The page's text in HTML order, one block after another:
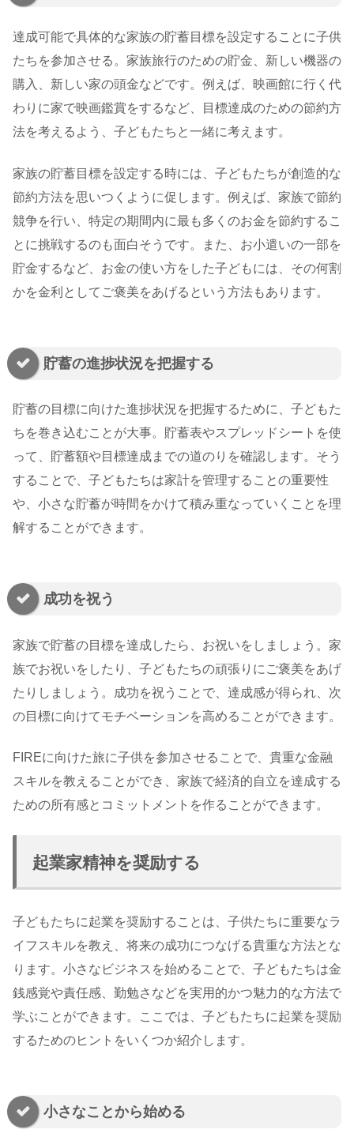
達成可能で具体的な家族の貯蓄目標を設定することに子供
たちを参加させる。家族旅行のための貯金、新しい機器の
購入、新しい家の頭金などです。例えば、映画館に行く代
わりに家で映画鑑賞をするなど、目標達成のための節約方
法を考えるよう、子どもたちと一緒に考えます。
家族の貯蓄目標を設定する時には、子どもたちが創造的な
節約方法を思いつくように促します。例えば、家族で節約
競争を行い、特定の期間内に最も多くのお金を節約するこ
とに挑戦するのも面白そうです。また、お小遣いの一部を
貯金するなど、お金の使い方をした子どもには、その何割
かを金利としてご褒美をあげるという方法もあります。
貯蓄の進捗状況を把握する
貯蓄の目標に向けた進捗状況を把握するために、子どもた
ちを巻き込むことが大事。貯蓄表やスプレッドシートを使
って、貯蓄額や目標達成までの道のりを確認します。そう
することで、子どもたちは家計を管理することの重要性
や、小さな貯蓄が時間をかけて積み重なっていくことを理
解することができます。
成功を祝う
家族で貯蓄の目標を達成したら、お祝いをしましょう。家
族でお祝いをしたり、子どもたちの頑張りにご褒美をあげ
たりしましょう。成功を祝うことで、達成感が得られ、次
の目標に向けてモチベーションを高めることができます。
FIREに向けた旅に子供を参加させることで、貴重な金融
スキルを教えることができ、家族で経済的自立を達成する
ための所有感とコミットメントを作ることができます。
起業家精神を奨励する
子どもたちに起業を奨励することは、子供たちに重要なラ
イフスキルを教え、将来の成功につなげる貴重な方法とな
ります。小さなビジネスを始めることで、子どもたちは金
銭感覚や責任感、勤勉さなどを実用的かつ魅力的な方法で
学ぶことができます。ここでは、子どもたちに起業を奨励
するためのヒントをいくつか紹介します。
小さなことから始める